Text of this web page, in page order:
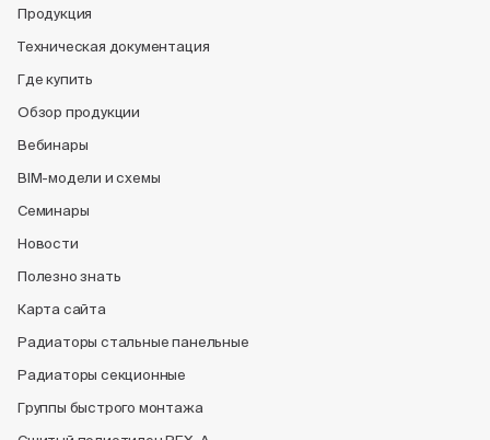
Продукция
Техническая документация
Где купить
Обзор продукции
Вебинары
BIM-модели и схемы
Семинары
Новости
Полезно знать
Карта сайта
Радиаторы стальные панельные
Радиаторы секционные
Группы быстрого монтажа